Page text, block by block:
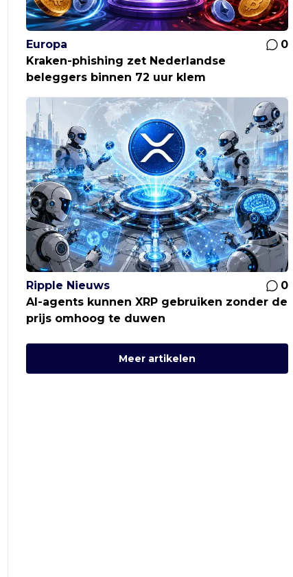
Europa
0
Kraken-phishing zet Nederlandse
beleggers binnen 72 uur klem
Ripple Nieuws
0
AI-agents kunnen XRP gebruiken zonder de
prijs omhoog te duwen
Meer artikelen